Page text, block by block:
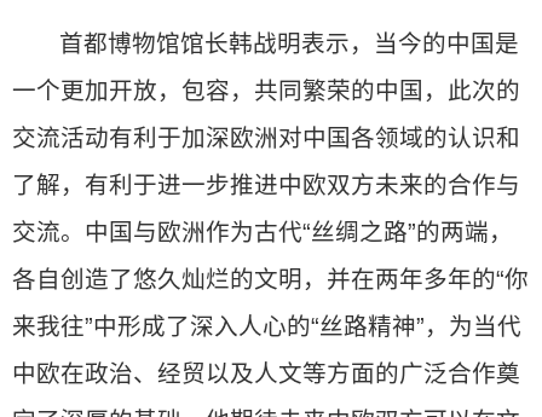
首都博物馆馆长韩战明表示，当今的中国是
一个更加开放，包容，共同繁荣的中国，此次的
交流活动有利于加深欧洲对中国各领域的认识和
了解，有利于进一步推进中欧双方未来的合作与
交流。中国与欧洲作为古代“丝绸之路”的两端，
各自创造了悠久灿烂的文明，并在两年多年的“你
来我往”中形成了深入人心的“丝路精神”，为当代
中欧在政治、经贸以及人文等方面的广泛合作奠